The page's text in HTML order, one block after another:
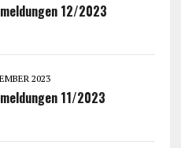
12/2023
2023
11/2023